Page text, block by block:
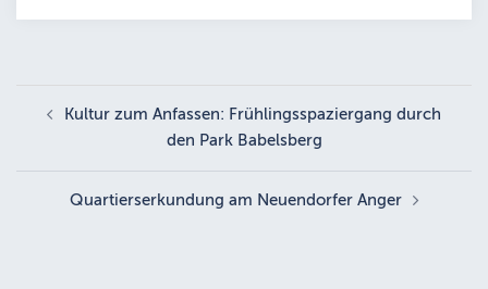
Kultur zum Anfassen: Frühlingsspaziergang durch
den Park Babelsberg
Quartierserkundung am Neuendorfer Anger